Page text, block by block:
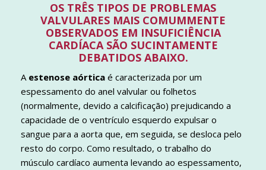
OS TRÊS TIPOS DE PROBLEMAS
VALVULARES MAIS COMUMMENTE
OBSERVADOS EM INSUFICIÊNCIA
CARDÍACA SÃO SUCINTAMENTE
DEBATIDOS ABAIXO.
A estenose aórtica é caracterizada por um
espessamento do anel valvular ou folhetos
(normalmente, devido a calcificação) prejudicando a
capacidade de o ventrículo esquerdo expulsar o
sangue para a aorta que, em seguida, se desloca pelo
resto do corpo. Como resultado, o trabalho do
músculo cardíaco aumenta levando ao espessamento,